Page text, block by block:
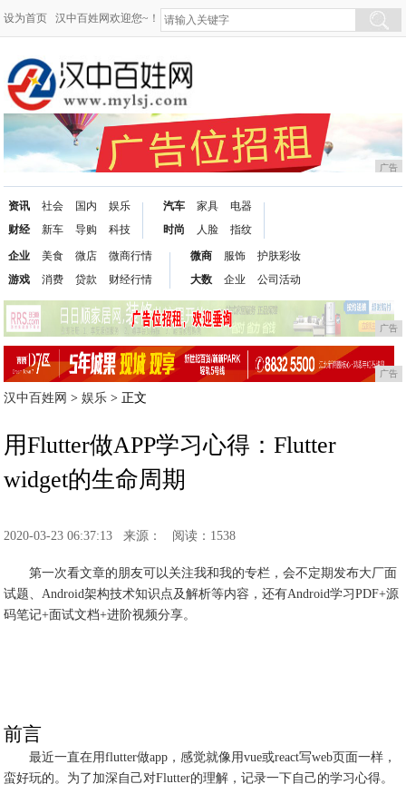
设为首页 汉中百姓网欢迎您~！
广告
资讯
财经
社会
新车
国内
导购
娱乐
科技
汽车
时尚
家具
人脸
电器
指纹
企业
游戏
美食
消费
微店
贷款
微商行情
财经行情
微商
大数
服饰
企业
护肤彩妆
公司活动
广告
广告
汉中百姓网 >娱乐 > 正文
用Flutter做APP学习心得：Flutter
widget的生命周期
2020-03-23 06:37:13 来源： 阅读：1538
第一次看文章的朋友可以关注我和我的专栏，会不定期发布大厂面
试题、Android架构技术知识点及解析等内容，还有Android学习PDF+源
码笔记+面试文档+进阶视频分享。
前言
最近一直在用flutter做app，感觉就像用vue或react写web页面一样，
蛮好玩的。为了加深自己对Flutter的理解，记录一下自己的学习心得。